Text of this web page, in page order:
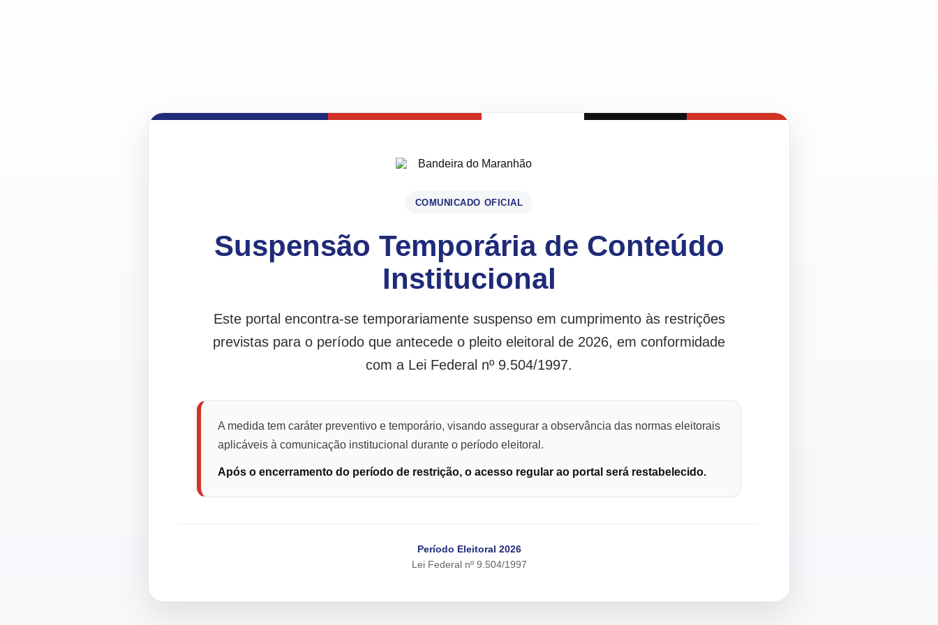
COMUNICADO OFICIAL
Suspensão Temporária de Conteúdo
Institucional
Este portal encontra-se temporariamente suspenso em cumprimento às restrições
previstas para o período que antecede o pleito eleitoral de 2026, em conformidade
com a Lei Federal nº 9.504/1997.
A medida tem caráter preventivo e temporário, visando assegurar a observância das normas eleitorais
aplicáveis à comunicação institucional durante o período eleitoral.
Após o encerramento do período de restrição, o acesso regular ao portal será restabelecido.
Período Eleitoral 2026
Lei Federal nº 9.504/1997